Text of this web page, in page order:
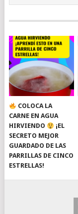
COLOCA LA
CARNE EN AGUA
HIRVIENDO
¡EL
SECRETO MEJOR
GUARDADO DE LAS
PARRILLAS DE CINCO
ESTRELLAS!